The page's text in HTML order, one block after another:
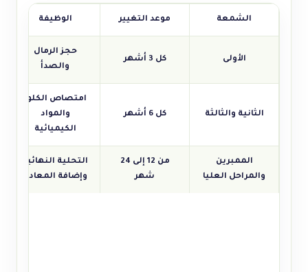
الشمعة موعد التغيير الوظيفة
الأولى كل 3 أشهر
حجز الرمال
والصدأ
الثانية والثالثة كل 6 أشهر
امتصاص الكلور
والمواد
الكيميائية
الممبرين
والمراحل العليا
من 12 إلى 24
شهر
التحلية النهائية
وإضافة المعادن